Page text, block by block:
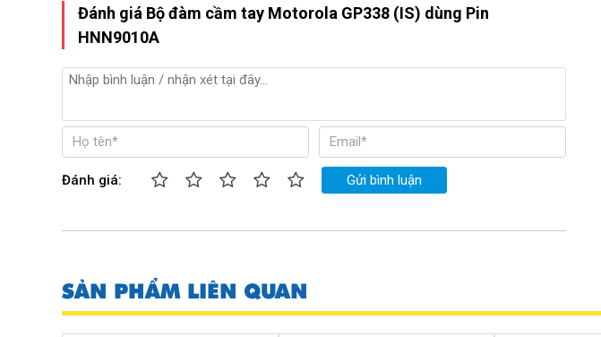
Thời gian sạc pin
Công suất âm thanh 0.5W
Đánh giá Bộ đàm cầm tay Motorola GP338 (IS) dùng Pin
HNN9010A
Đánh giá: Gửi bình luận
SẢN PHẨM LIÊN QUAN